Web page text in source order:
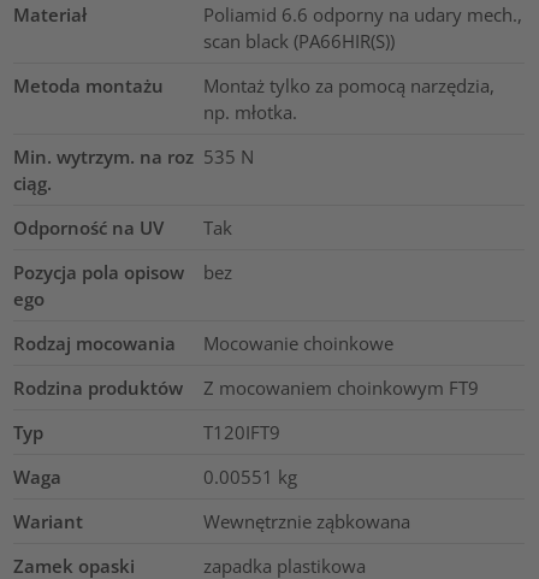
Materiał
Poliamid 6.6 odporny na udary mech.,
scan black (PA66HIR(S))
Metoda montażu
Montaż tylko za pomocą narzędzia,
np. młotka.
Min. wytrzym. na roz
ciąg.
535 N
Odporność na UV
Tak
Pozycja pola opisow
ego
bez
Rodzaj mocowania
Mocowanie choinkowe
Rodzina produktów
Z mocowaniem choinkowym FT9
Typ
T120IFT9
Waga
0.00551 kg
Wariant
Wewnętrznie ząbkowana
Zamek opaski
zapadka plastikowa